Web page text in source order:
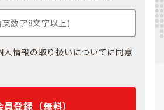
人情報の取り扱いについて に同意
員登録（無料）